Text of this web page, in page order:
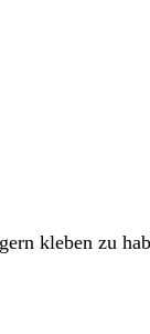
kleben zu